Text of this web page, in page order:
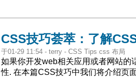
CSS技巧荟萃：了解
于01-29 11:54 - terry - CSS Tips css 布局
如果你开发web相关应用或者网站的
性. 在本篇CSS技巧中我们将介绍页